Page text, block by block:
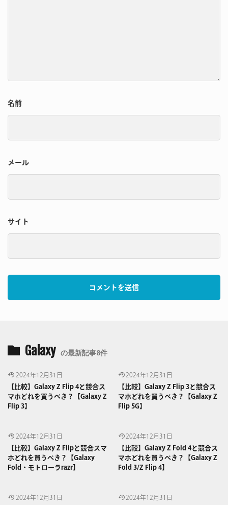
名前
メール
サイト
Galaxy の最新記事8件
2024年12月31日
【比較】Galaxy Z Flip 4と競合ス
マホどれを買うべき？【Galaxy Z
Flip 3】
2024年12月31日
【比較】Galaxy Z Flip 3と競合ス
マホどれを買うべき？【Galaxy Z
Flip 5G】
2024年12月31日
【比較】Galaxy Z Flipと競合スマ
ホどれを買うべき？【Galaxy
Fold・モトローラrazr】
2024年12月31日
【比較】Galaxy Z Fold 4と競合ス
マホどれを買うべき？【Galaxy Z
Fold 3/Z Flip 4】
2024年12月31日 2024年12月31日